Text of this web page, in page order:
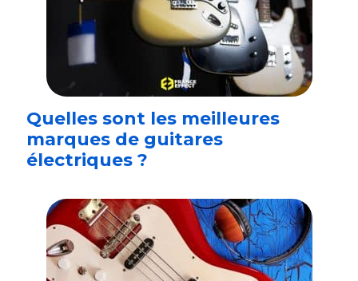
Quelles sont les meilleures
marques de guitares
électriques ?